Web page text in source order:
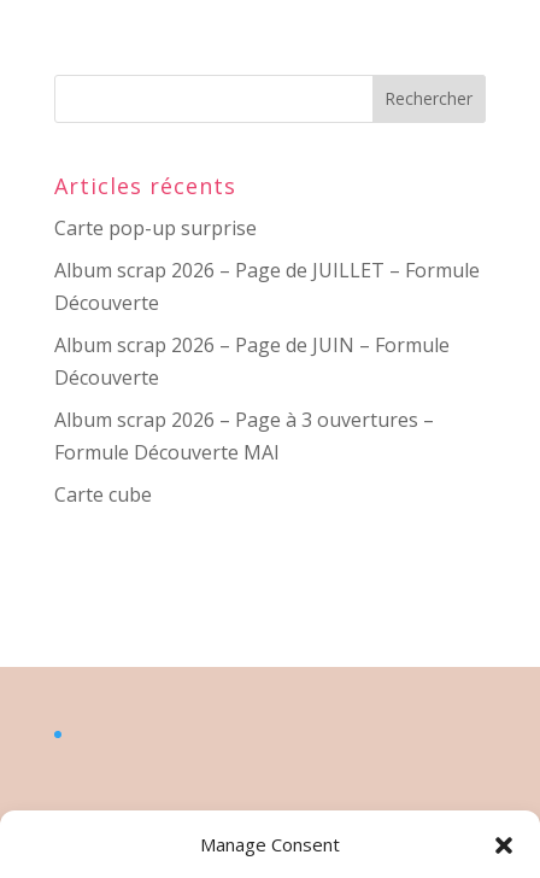
Manage Consent
Articles récents
Carte pop-up surprise
Album scrap 2026 – Page de JUILLET – Formule
Découverte
Album scrap 2026 – Page de JUIN – Formule
Découverte
Album scrap 2026 – Page à 3 ouvertures –
Formule Découverte MAI
Carte cube